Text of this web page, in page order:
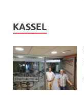
KASSEL